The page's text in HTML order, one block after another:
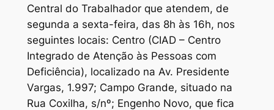
Central do Trabalhador que atendem, de
segunda a sexta-feira, das 8h às 16h, nos
seguintes locais: Centro (CIAD – Centro
Integrado de Atenção às Pessoas com
Deficiência), localizado na Av. Presidente
Vargas, 1.997; Campo Grande, situado na
Rua Coxilha, s/nº; Engenho Novo, que fica